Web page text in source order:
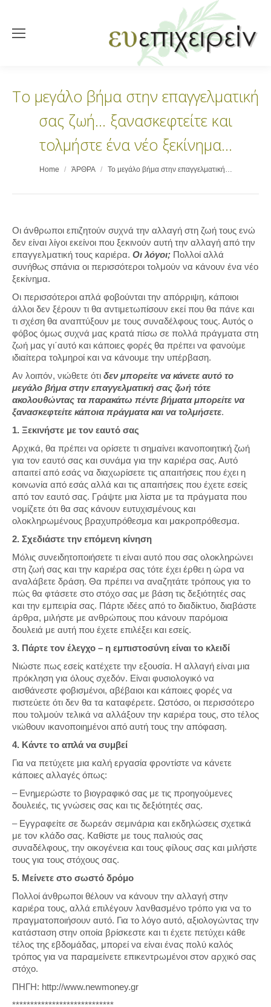
Το μεγάλο βήμα στην επαγγελματική
σας ζωή… ξανασκεφτείτε και
τολμήστε ένα νέο ξεκίνημα…
You are here:
Home ΆΡΘΡΑ Το μεγάλο βήμα στην επαγγελματική…
Οι άνθρωποι επιζητούν συχνά την αλλαγή στη ζωή τους ενώ
δεν είναι λίγοι εκείνοι που ξεκινούν αυτή την αλλαγή από την
επαγγελματική τους καριέρα. Οι λόγοι; Πολλοί αλλά
συνήθως σπάνια οι περισσότεροι τολμούν να κάνουν ένα νέο
ξεκίνημα.
Οι περισσότεροι απλά φοβούνται την απόρριψη, κάποιοι
άλλοι δεν ξέρουν τι θα αντιμετωπίσουν εκεί που θα πάνε και
τι σχέση θα αναπτύξουν με τους συναδέλφους τους. Αυτός ο
φόβος όμως συχνά μας κρατά πίσω σε πολλά πράγματα στη
ζωή μας γι΄αυτό και κάποιες φορές θα πρέπει να φανούμε
ιδιαίτερα τολμηροί και να κάνουμε την υπέρβαση.
Αν λοιπόν, νιώθετε ότι δεν μπορείτε να κάνετε αυτό το
μεγάλο βήμα στην επαγγελματική σας ζωή τότε
ακολουθώντας τα παρακάτω πέντε βήματα μπορείτε να
ξανασκεφτείτε κάποια πράγματα και να τολμήσετε.
1. Ξεκινήστε με τον εαυτό σας
Αρχικά, θα πρέπει να ορίσετε τι σημαίνει ικανοποιητική ζωή
για τον εαυτό σας και συνάμα για την καριέρα σας. Αυτό
απαιτεί από εσάς να διαχωρίσετε τις απαιτήσεις που έχει η
κοινωνία από εσάς αλλά και τις απαιτήσεις που έχετε εσείς
από τον εαυτό σας. Γράψτε μια λίστα με τα πράγματα που
νομίζετε ότι θα σας κάνουν ευτυχισμένους και
ολοκληρωμένους βραχυπρόθεσμα και μακροπρόθεσμα.
2. Σχεδιάστε την επόμενη κίνηση
Μόλις συνειδητοποιήσετε τι είναι αυτό που σας ολοκληρώνει
στη ζωή σας και την καριέρα σας τότε έχει έρθει η ώρα να
αναλάβετε δράση. Θα πρέπει να αναζητάτε τρόπους για το
πώς θα φτάσετε στο στόχο σας με βάση τις δεξιότητές σας
και την εμπειρία σας. Πάρτε ιδέες από το διαδίκτυο, διαβάστε
άρθρα, μιλήστε με ανθρώπους που κάνουν παρόμοια
δουλειά με αυτή που έχετε επιλέξει και εσείς.
3. Πάρτε τον έλεγχο – η εμπιστοσύνη είναι το κλειδί
Νιώστε πως εσείς κατέχετε την εξουσία. Η αλλαγή είναι μια
πρόκληση για όλους σχεδόν. Είναι φυσιολογικό να
αισθάνεστε φοβισμένοι, αβέβαιοι και κάποιες φορές να
πιστεύετε ότι δεν θα τα καταφέρετε. Ωστόσο, οι περισσότερο
που τολμούν τελικά να αλλάξουν την καριέρα τους, στο τέλος
νιώθουν ικανοποιημένοι από αυτή τους την απόφαση.
4. Κάντε το απλά να συμβεί
Για να πετύχετε μια καλή εργασία φροντίστε να κάνετε
κάποιες αλλαγές όπως:
– Ενημερώστε το βιογραφικό σας με τις προηγούμενες
δουλειές, τις γνώσεις σας και τις δεξιότητές σας.
– Εγγραφείτε σε δωρεάν σεμινάρια και εκδηλώσεις σχετικά
με τον κλάδο σας. Καθίστε με τους παλιούς σας
συναδέλφους, την οικογένεια και τους φίλους σας και μιλήστε
τους για τους στόχους σας.
5. Μείνετε στο σωστό δρόμο
Πολλοί άνθρωποι θέλουν να κάνουν την αλλαγή στην
καριέρα τους, αλλά επιλέγουν λανθασμένο τρόπο για να το
πραγματοποιήσουν αυτό. Για το λόγο αυτό, αξιολογώντας την
κατάσταση στην οποία βρίσκεστε και τι έχετε πετύχει κάθε
τέλος της εβδομάδας, μπορεί να είναι ένας πολύ καλός
τρόπος για να παραμείνετε επικεντρωμένοι στον αρχικό σας
στόχο.
ΠΗΓΗ: http://www.newmoney.gr
****************************